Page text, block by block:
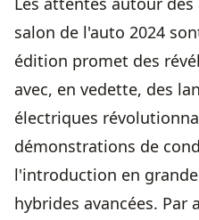
salon de l'auto 2024
édition promet des
avec, en vedette, des
électriques
démonstrations de
l'introduction en
hybrides avancées. Par